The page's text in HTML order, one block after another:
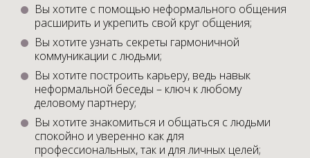
Вы хотите с помощью неформального общения
расширить и укрепить свой круг общения;
Вы хотите узнать секреты гармоничной
коммуникации с людьми;
Вы хотите построить карьеру, ведь навык
неформальной беседы – ключ к любому
деловому партнеру;
Вы хотите знакомиться и общаться с людьми
спокойно и уверенно как для
профессиональных, так и для личных целей;